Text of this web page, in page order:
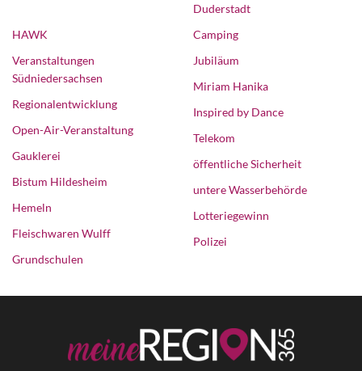
Duderstadt
HAWK
Veranstaltungen
Südniedersachsen
Regionalentwicklung
Open-Air-Veranstaltung
Gauklerei
Bistum Hildesheim
Hemeln
Fleischwaren Wulff
Grundschulen
Camping
Jubiläum
Miriam Hanika
Inspired by Dance
Telekom
öffentliche Sicherheit
untere Wasserbehörde
Lotteriegewinn
Polizei